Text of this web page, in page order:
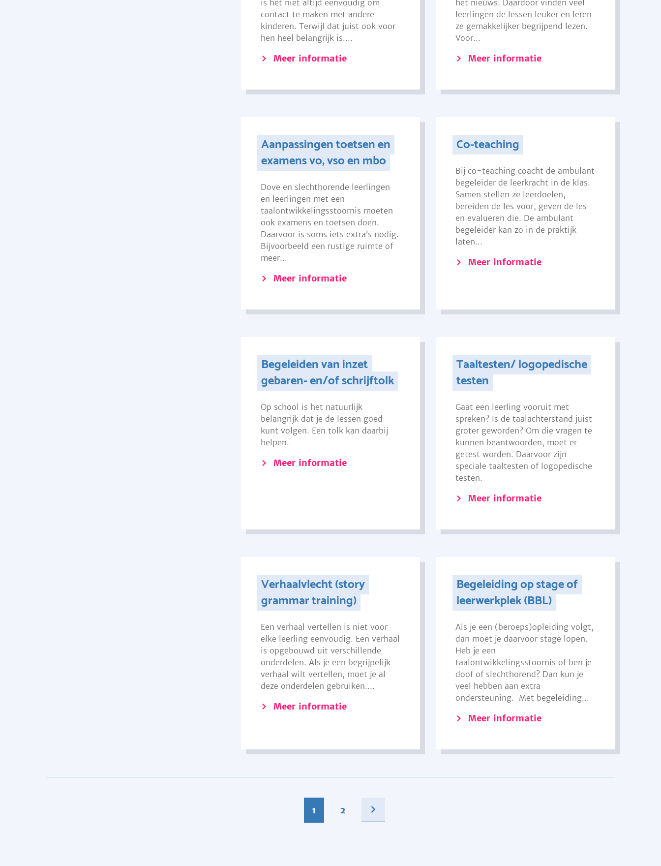
is het niet altijd eenvoudig om
contact te maken met andere
kinderen. Terwijl dat juist ook voor
hen heel belangrijk is....
Meer informatie
het nieuws. Daardoor vinden veel
leerlingen de lessen leuker en leren
ze gemakkelijker begrijpend lezen.
Voor...
Meer informatie
Aanpassingen toetsen en
examens vo, vso en mbo
Dove en slechthorende leerlingen
en leerlingen met een
taalontwikkelingsstoornis moeten
ook examens en toetsen doen.
Daarvoor is soms iets extra’s nodig.
Bijvoorbeeld een rustige ruimte of
meer...
Meer informatie
Co-teaching
Bij co-teaching coacht de ambulant
begeleider de leerkracht in de klas.
Samen stellen ze leerdoelen,
bereiden de les voor, geven de les
en evalueren die. De ambulant
begeleider kan zo in de praktijk
laten...
Meer informatie
Begeleiden van inzet
gebaren- en/of schrijftolk
Op school is het natuurlijk
belangrijk dat je de lessen goed
kunt volgen. Een tolk kan daarbij
helpen.
Meer informatie
Taaltesten/ logopedische
testen
Gaat een leerling vooruit met
spreken? Is de taalachterstand juist
groter geworden? Om die vragen te
kunnen beantwoorden, moet er
getest worden. Daarvoor zijn
speciale taaltesten of logopedische
testen.
Meer informatie
Verhaalvlecht (story
grammar training)
Een verhaal vertellen is niet voor
elke leerling eenvoudig. Een verhaal
is opgebouwd uit verschillende
onderdelen. Als je een begrijpelijk
verhaal wilt vertellen, moet je al
deze onderdelen gebruiken....
Meer informatie
Begeleiding op stage of
leerwerkplek (BBL)
Als je een (beroeps)opleiding volgt,
dan moet je daarvoor stage lopen.
Heb je een
taalontwikkelingsstoornis of ben je
doof of slechthorend? Dan kun je
veel hebben aan extra
ondersteuning. Met begeleiding...
Meer informatie
1 2